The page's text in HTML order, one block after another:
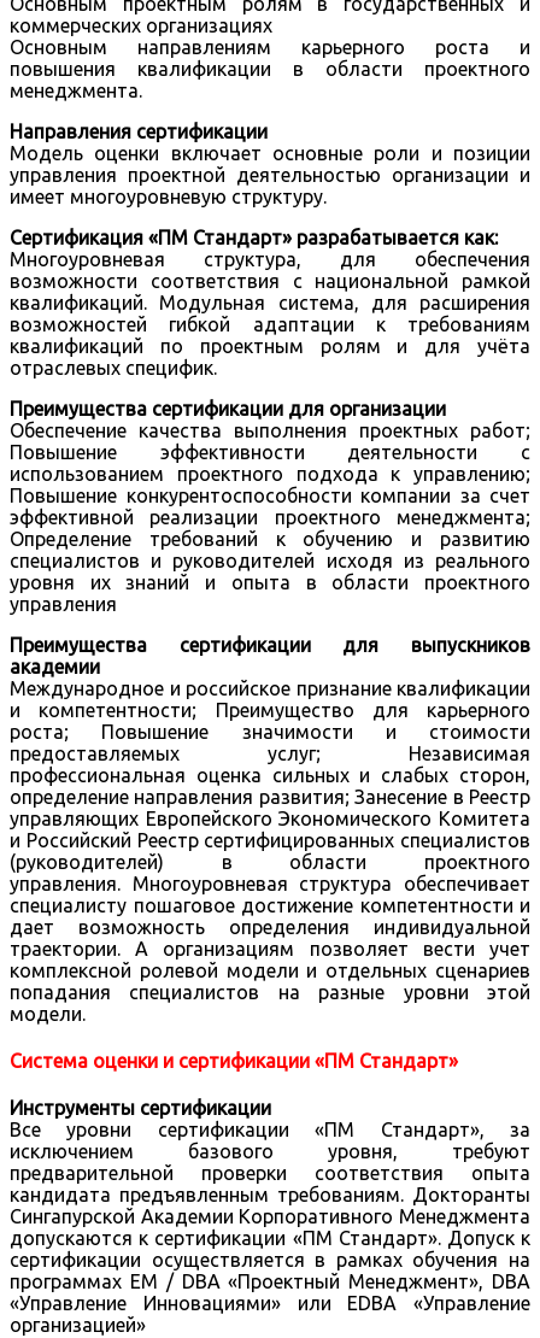
коммерческих организациях
Основным направлениям карьерного роста и
повышения квалификации в области проектного
менеджмента.
Направления сертификации
Модель оценки включает основные роли и позиции
управления проектной деятельностью организации и
имеет многоуровневую структуру.
Сертификация «ПМ Стандарт» разрабатывается как:
Многоуровневая структура, для обеспечения
возможности соответствия с национальной рамкой
квалификаций. Модульная система, для расширения
возможностей гибкой адаптации к требованиям
квалификаций по проектным ролям и для учёта
отраслевых специфик.
Преимущества сертификации для организации
Обеспечение качества выполнения проектных работ;
Повышение эффективности деятельности с
использованием проектного подхода к управлению;
Повышение конкурентоспособности компании за счет
эффективной реализации проектного менеджмента;
Определение требований к обучению и развитию
специалистов и руководителей исходя из реального
уровня их знаний и опыта в области проектного
управления
Преимущества сертификации для выпускников
академии
Международное и российское признание квалификации
и компетентности; Преимущество для карьерного
роста; Повышение значимости и стоимости
предоставляемых услуг; Независимая
профессиональная оценка сильных и слабых сторон,
определение направления развития; Занесение в Реестр
управляющих Европейского Экономического Комитета
и Российский Реестр сертифицированных специалистов
(руководителей) в области проектного
управления. Многоуровневая структура обеспечивает
специалисту пошаговое достижение компетентности и
дает возможность определения индивидуальной
траектории. А организациям позволяет вести учет
комплексной ролевой модели и отдельных сценариев
попадания специалистов на разные уровни этой
модели.
Система оценки и сертификации «ПМ Стандарт»
Инструменты сертификации
Все уровни сертификации «ПМ Стандарт», за
исключением базового уровня, требуют
предварительной проверки соответствия опыта
кандидата предъявленным требованиям. Докторанты
Сингапурской Академии Корпоративного Менеджмента
допускаются к сертификации «ПМ Стандарт». Допуск к
сертификации осуществляется в рамках обучения на
программах EM / DBA «Проектный Менеджмент», DBA
«Управление Инновациями» или EDBA «Управление
организацией»